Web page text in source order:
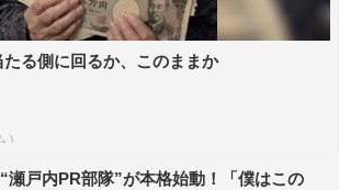
たる側に回るか、このままか
)
瀬戸内PR部隊”が本格始動！「僕はこの